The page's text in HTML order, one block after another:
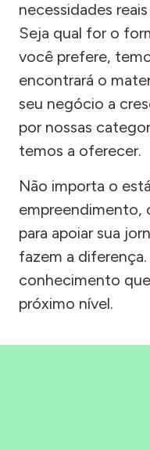
necessidades
Seja qual for o
você prefere,
encontrará o
seu negócio a
por nossas
temos a oferecer.
Não importa o
empreendimento,
para apoiar sua
fazem a
conhecimento
próximo nível.